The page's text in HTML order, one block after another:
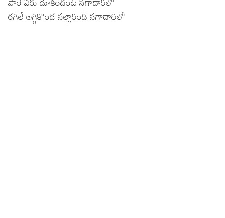
రగిలే అగ్గికొండ సల్లారింది నగాదారిలో